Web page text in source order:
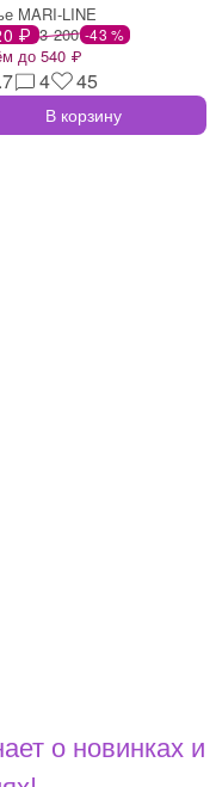
MARI-LINE
₽ 3 200 -43 %
до 540 ₽
4 45
В корзину
о новинках и